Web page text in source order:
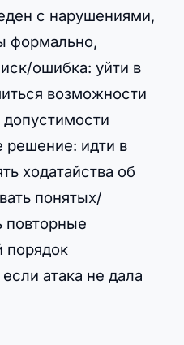
с нарушениями,
формально,
ошибка: уйти в
возможности
решение: идти в
ходатайства об
понятых/
повторные
порядок
атака не дала